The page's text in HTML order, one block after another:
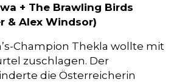
+ The Brawling Birds
& Alex Windsor)
Champion Thekla wollte mit
zuschlagen. Der
die Österreicherin